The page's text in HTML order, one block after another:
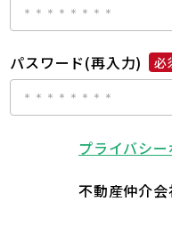
パスワード(再入力) 必
プライバシ
不動産仲介